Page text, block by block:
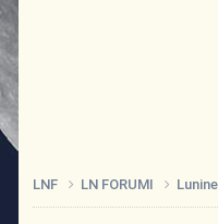
LNF LN FORUMI